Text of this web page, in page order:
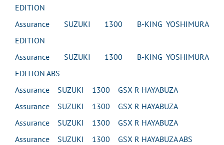
EDITION
Assurance SUZUKI 1300 B-KING YOSHIMURA
EDITION
Assurance SUZUKI 1300 B-KING YOSHIMURA
EDITION ABS
Assurance SUZUKI 1300 GSX R HAYABUZA
Assurance SUZUKI 1300 GSX R HAYABUZA
Assurance SUZUKI 1300 GSX R HAYABUZA
Assurance SUZUKI 1300 GSX R HAYABUZA ABS